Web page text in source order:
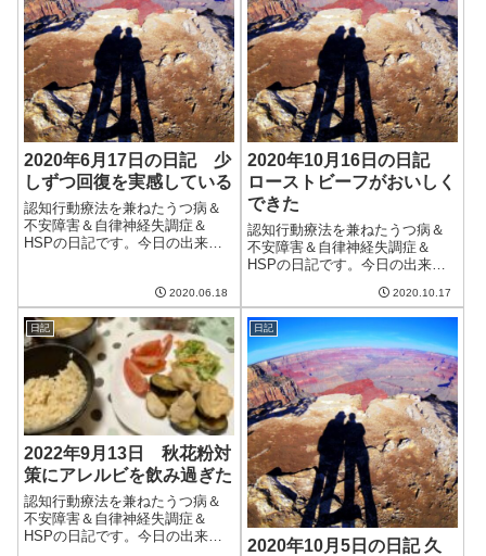
2020年6月17日の日記 少
しずつ回復を実感している
認知行動療法を兼ねたうつ病＆
不安障害＆自律神経失調症＆
HSPの日記です。今日の出来事
のに。午前中は妻と散歩に行
く。距離が長くなった散歩コー
スを割と余裕をもって歩けるよ
うになってきた。まだ...
2020.06.18
2020年10月16日の日記
ローストビーフがおいしく
できた
認知行動療法を兼ねたうつ病＆
不安障害＆自律神経失調症＆
HSPの日記です。今日の出来事
たのだが、昼くらいから薄日が
差してきた。天気予報は相変わ
らず当たらない。明日からの冷
たい雨も外れてくれたらいいけ
ど、きっとそれは...
2020.10.17
日記
2022年9月13日 秋花粉対
策にアレルビを飲み過ぎた
認知行動療法を兼ねたうつ病＆
不安障害＆自律神経失調症＆
HSPの日記です。今日の出来事
日記
2020年10月5日の日記 久